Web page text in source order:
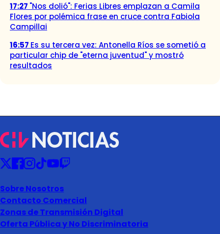
17:27 "Nos dolió": Ferias Libres emplazan a Camila
Flores por polémica frase en cruce contra Fabiola
Campillai
16:57 Es su tercera vez: Antonella Ríos se sometió a
particular chip de "eterna juventud" y mostró
resultados
Sobre Nosotros
Contacto Comercial
Zonas de Transmisión Digital
Oferta Pública y No Discriminatoria